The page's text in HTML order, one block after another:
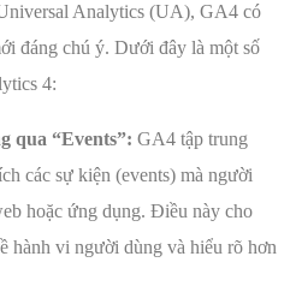
Analytics (UA), GA4 có
đáng chú ý. Dưới đây là một số
4:
qua “Events”: GA4 tập trung
các sự kiện (events) mà người
hoặc ứng dụng. Điều này cho
hành vi người dùng và hiểu rõ hơn